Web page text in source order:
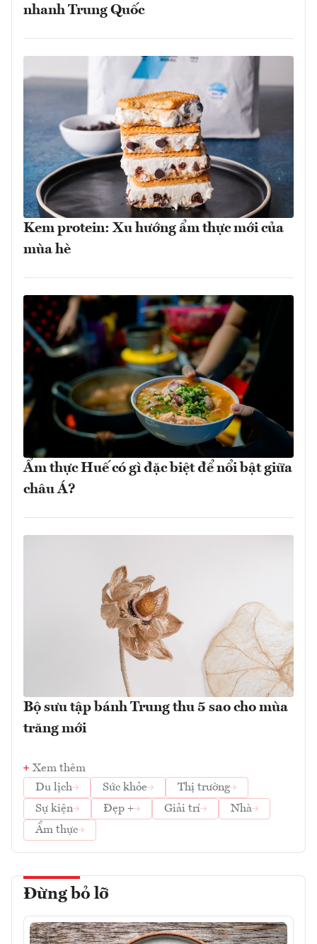
nhanh Trung Quốc
Kem protein: Xu hướng ẩm thực mới của
mùa hè
Ẩm thực Huế có gì đặc biệt để nổi bật giữa
châu Á?
Bộ sưu tập bánh Trung thu 5 sao cho mùa
trăng mới
Xem thêm
Du lịch
Sức khỏe
Thị trường
Sự kiện
Đẹp + Giải trí
Nhà
Ẩm thực
Đừng bỏ lỡ